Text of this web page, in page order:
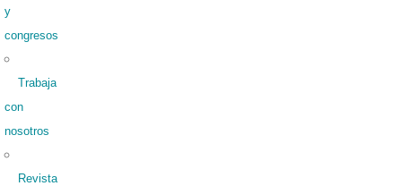
y
congresos
Trabaja
con
nosotros
Revista